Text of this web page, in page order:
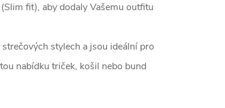
fit), aby dodaly Vašemu outfitu
stylech a jsou ideální pro
nabídku triček, košil nebo bund